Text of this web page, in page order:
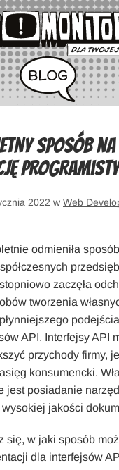
sposób na
2022 w Web
odmieniła sposób
zaczęła
tworzenia
API. Interfejsy API
przychody firmy,
konsumencki.
jest posiadanie
jakości
się, w jaki sposób
dla interfejsów